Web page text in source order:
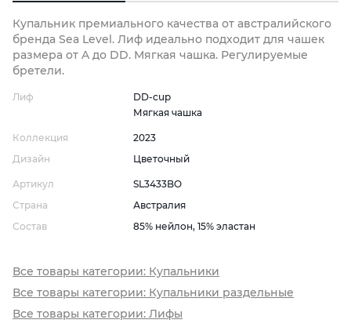
Купальник премиального качества от австралийского
бренда Sea Level. Лиф идеально подходит для чашек
размера от A до DD. Мягкая чашка. Регулируемые
бретели.
Лиф
DD-cup
Мягкая чашка
Коллекция
2023
Дизайн
Цветочный
Артикул
SL3433BO
Страна
Австралия
Состав
85% нейлон, 15% эластан
Все товары категории: Купальники
Все товары категории: Купальники раздельные
Все товары категории: Лифы